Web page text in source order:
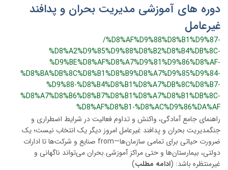
دوره های آموزشی مدیریت بحران و پدافند
غیرعامل
/%D8%AF%D9%88%D8%B1%D9%87-
%D8%A2%D9%85%D9%88%D8%B2%D8%B4%DB%8C-
%D9%BE%D8%AF%D8%A7%D9%81%D9%86%D8%AF-
%D8%BA%DB%8C%D8%B1%D8%B9%D8%A7%D9%85%D9%84-
%D9%88-%D8%B4%D8%B1%D8%A7%DB%8C%D8%B7-
%D8%A7%D8%B6%D8%B7%D8%B1%D8%A7%D8%B1%DB%8C-
%D8%AF%D8%B1-%D8%AC%D9%86%DA%AF
راهنمای جامع آمادگی، واکنش و تداوم فعالیت در شرایط اضطراری و
جنگمدیریت بحران و پدافند غیرعامل امروز دیگر یک انتخاب نیست؛ یک
ضرورت حیاتی برای تمامی سازمان‌ها—from صنایع و شرکت‌ها تا ادارات
دولتی، بیمارستان‌ها و حتی مراکز آموزشی.بحران می‌تواند ناگهانی و
غیرمنتظره باشد: ( ادامه مطلب)